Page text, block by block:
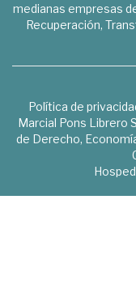
medianas empresas
Recuperación,
Política de
Marcial Pons Librero
de Derecho,